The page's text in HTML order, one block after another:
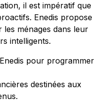
il est impératif que
Enedis propose
ménages dans leur
intelligents.
pour programmer
destinées aux